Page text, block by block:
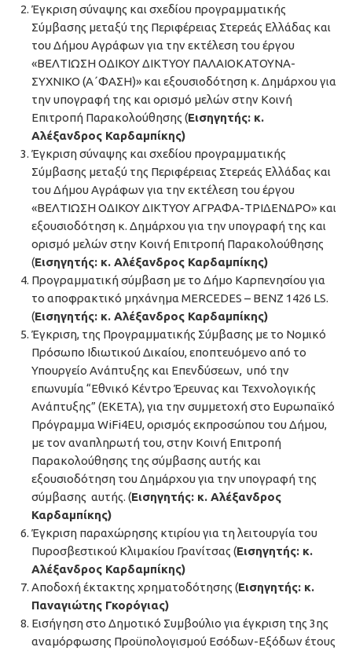
Έγκριση σύναψης και σχεδίου προγραμματικής
Σύμβασης μεταξύ της Περιφέρειας Στερεάς Ελλάδας και
του Δήμου Αγράφων για την εκτέλεση του έργου
«ΒΕΛΤΙΩΣΗ ΟΔΙΚΟΥ ΔΙΚΤΥΟΥ ΠΑΛΑΙΟΚΑΤΟΥΝΑ-
ΣΥΧΝΙΚΟ (Α΄ΦΑΣΗ)» και εξουσιοδότηση κ. Δημάρχου για
την υπογραφή της και ορισμό μελών στην Κοινή
Επιτροπή Παρακολούθησης (Εισηγητής: κ.
Αλέξανδρος Καρδαμπίκης)
Έγκριση σύναψης και σχεδίου προγραμματικής
Σύμβασης μεταξύ της Περιφέρειας Στερεάς Ελλάδας και
του Δήμου Αγράφων για την εκτέλεση του έργου
«ΒΕΛΤΙΩΣΗ ΟΔΙΚΟΥ ΔΙΚΤΥΟΥ ΑΓΡΑΦΑ-ΤΡΙΔΕΝΔΡΟ» και
εξουσιοδότηση κ. Δημάρχου για την υπογραφή της και
ορισμό μελών στην Κοινή Επιτροπή Παρακολούθησης
(Εισηγητής: κ. Αλέξανδρος Καρδαμπίκης)
Προγραμματική σύμβαση με το Δήμο Καρπενησίου για
το αποφρακτικό μηχάνημα MERCEDES – BENZ 1426 LS.
(Εισηγητής: κ. Αλέξανδρος Καρδαμπίκης)
Έγκριση, της Προγραμματικής Σύμβασης με τo Νομικό
Πρόσωπο Ιδιωτικού Δικαίου, εποπτευόμενο από το
Υπουργείο Ανάπτυξης και Επενδύσεων, υπό την
επωνυμία “Εθνικό Κέντρο Έρευνας και Τεχνολογικής
Ανάπτυξης” (ΕΚΕΤΑ), για την συμμετοχή στο Ευρωπαϊκό
Πρόγραμμα WiFi4EU, ορισμός εκπροσώπου του Δήμου,
με τον αναπληρωτή του, στην Κοινή Επιτροπή
Παρακολούθησης της σύμβασης αυτής και
εξουσιοδότηση του Δημάρχου για την υπογραφή της
σύμβασης αυτής. (Εισηγητής: κ. Αλέξανδρος
Καρδαμπίκης)
Έγκριση παραχώρησης κτιρίου για τη λειτουργία του
Πυροσβεστικού Κλιμακίου Γρανίτσας (Εισηγητής: κ.
Αλέξανδρος Καρδαμπίκης)
Αποδοχή έκτακτης χρηματοδότησης (Εισηγητής: κ.
Παναγιώτης Γκορόγιας)
Εισήγηση στο Δημοτικό Συμβούλιο για έγκριση της 3ης
αναμόρφωσης Προϋπολογισμού Εσόδων-Εξόδων έτους